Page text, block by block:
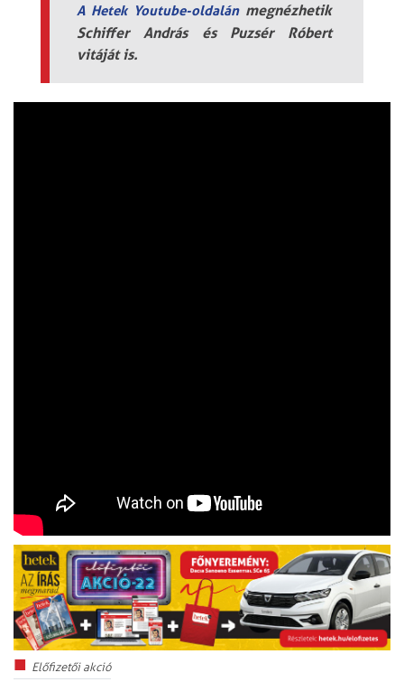
A Hetek Youtube-oldalánmegnézhetik
Schiffer András és Puzsér Róbert
vitáját is.
Előfizetői akció